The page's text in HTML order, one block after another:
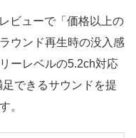
ビューで「価格以上の
ウンド再生時の没入感
ーレベルの5.2ch対応
できるサウンドを提
。